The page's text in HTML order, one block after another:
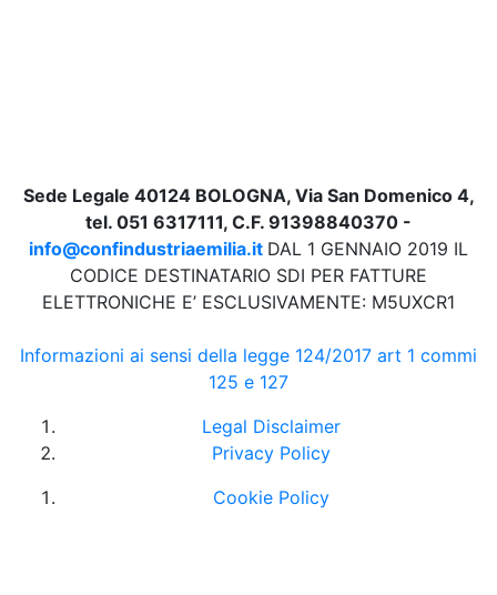
Sede Legale 40124 BOLOGNA, Via San Domenico 4,
tel. 051 6317111, C.F. 91398840370 -
info@confindustriaemilia.it DAL 1 GENNAIO 2019 IL
CODICE DESTINATARIO SDI PER FATTURE
ELETTRONICHE E’ ESCLUSIVAMENTE: M5UXCR1
Informazioni ai sensi della legge 124/2017 art 1 commi
125 e 127
Legal Disclaimer
Privacy Policy
Cookie Policy